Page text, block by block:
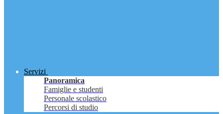
Servizi
Panoramica
Famiglie e studenti
Personale scolastico
Percorsi di studio